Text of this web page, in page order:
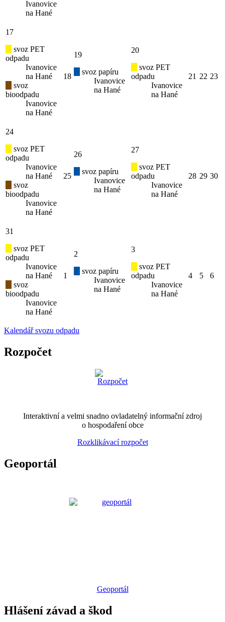
Ivanovice
na Hané
17
svoz PET
odpadu
Ivanovice
na Hané
svoz
bioodpadu
Ivanovice
na Hané
18
19
svoz papíru
Ivanovice
na Hané
20
svoz PET
odpadu
Ivanovice
na Hané
21 22 23
24
svoz PET
odpadu
Ivanovice
na Hané
svoz
bioodpadu
Ivanovice
na Hané
25
26
svoz papíru
Ivanovice
na Hané
27
svoz PET
odpadu
Ivanovice
na Hané
28 29 30
31
svoz PET
odpadu
Ivanovice
na Hané
svoz
bioodpadu
Ivanovice
na Hané
1
2
svoz papíru
Ivanovice
na Hané
3
svoz PET
odpadu
Ivanovice
na Hané
4 5 6
Kalendář svozu odpadu
Rozpočet
Interaktivní a velmi snadno ovladatelný informační zdroj
o hospodaření obce
Rozklikávací rozpočet
Geoportál
Geoportál
Hlášení závad a škod